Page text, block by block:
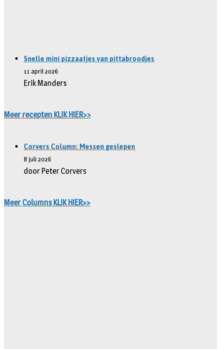
Snelle mini pizzaatjes van pittabroodjes
11 april 2026
Erik Manders
Meer recepten KLIK HIER>>
Corvers Column: Messen geslepen
8 juli 2026
door Peter Corvers
Meer Columns KLIK HIER>>